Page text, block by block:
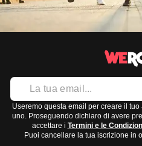
Useremo questa email per creare il
uno. Proseguendo dichiaro di avere
accettare i Termini e le
Puoi cancellare la tua iscrizione in